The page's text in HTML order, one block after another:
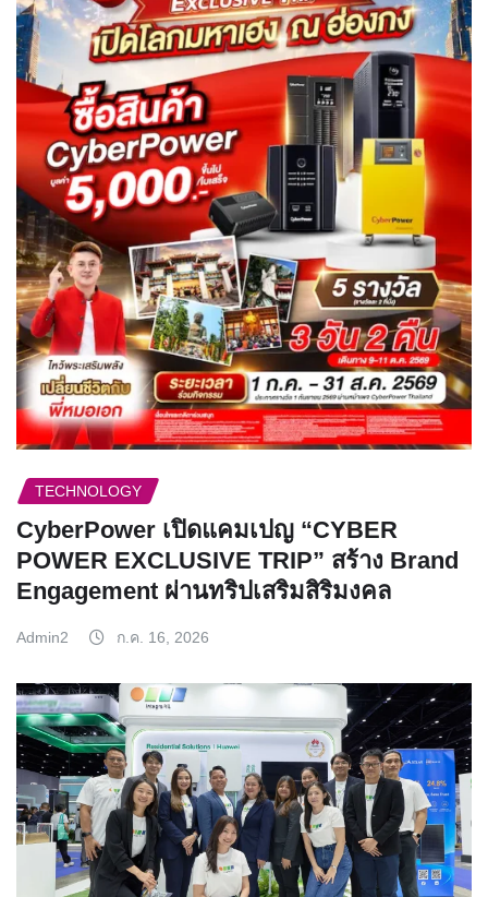
TECHNOLOGY
CyberPower เปิดแคมเปญ “CYBER
POWER EXCLUSIVE TRIP” สร้าง Brand
Engagement ผ่านทริปเสริมสิริมงคล
Admin2 ก.ค. 16, 2026